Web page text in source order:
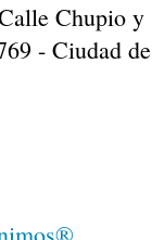
Chupio y
- Ciudad de